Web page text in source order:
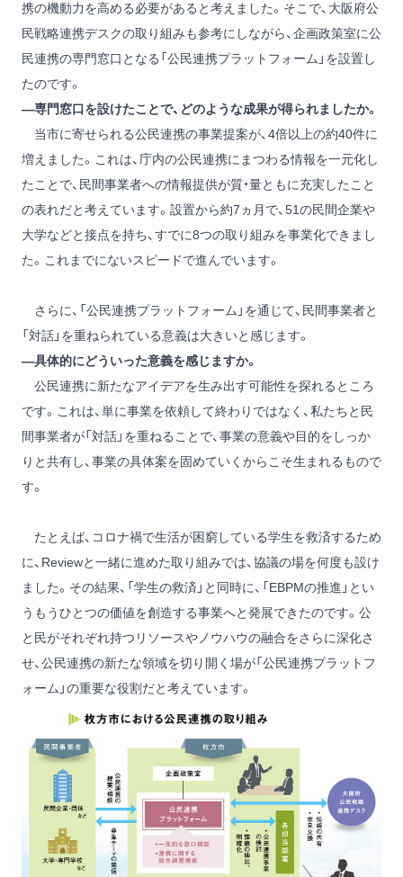
携の機動力を高める必要があると考えました。そこで、大阪府公
民戦略連携デスクの取り組みも参考にしながら、企画政策室に公
民連携の専門窓口となる「公民連携プラットフォーム」を設置し
たのです。
―専門窓口を設けたことで、どのような成果が得られましたか。
当市に寄せられる公民連携の事業提案が、4倍以上の約40件に
増えました。これは、庁内の公民連携にまつわる情報を一元化し
たことで、民間事業者への情報提供が質・量ともに充実したこと
の表れだと考えています。設置から約7ヵ月で、51の民間企業や
大学などと接点を持ち、すでに8つの取り組みを事業化できまし
た。これまでにないスピードで進んでいます。
さらに、「公民連携プラットフォーム」を通じて、民間事業者と
「対話」を重ねられている意義は大きいと感じます。
―具体的にどういった意義を感じますか。
公民連携に新たなアイデアを生み出す可能性を探れるところ
です。これは、単に事業を依頼して終わりではなく、私たちと民
間事業者が「対話」を重ねることで、事業の意義や目的をしっか
りと共有し、事業の具体案を固めていくからこそ生まれるもので
す。
たとえば、コロナ禍で生活が困窮している学生を救済するため
に、Reviewと一緒に進めた取り組みでは、協議の場を何度も設け
ました。その結果、「学生の救済」と同時に、「EBPMの推進」とい
うもうひとつの価値を創造する事業へと発展できたのです。公
と民がそれぞれ持つリソースやノウハウの融合をさらに深化さ
せ、公民連携の新たな領域を切り開く場が「公民連携プラットフ
ォーム」の重要な役割だと考えています。